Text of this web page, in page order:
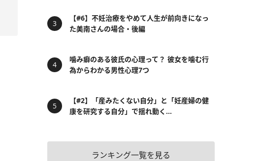
【#6】不妊治療をやめて人生が前向きになっ
た美南さんの場合・後編
噛み癖のある彼氏の心理って？ 彼女を噛む行
為からわかる男性心理7つ
【#2】「産みたくない自分」と「妊産婦の健
康を研究する自分」で揺れ動く...
ランキング一覧を見る